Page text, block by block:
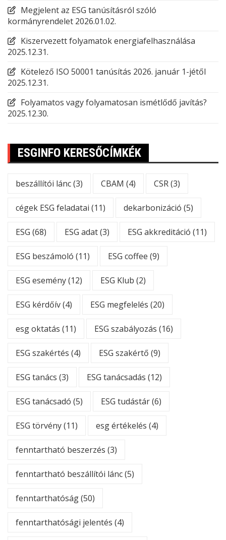
Megjelent az ESG tanúsításról szóló
kormányrendelet 2026.01.02.
Kiszervezett folyamatok energiafelhasználása
2025.12.31.
Kötelező ISO 50001 tanúsítás 2026. január 1-jétől
2025.12.31.
Folyamatos vagy folyamatosan ismétlődő javítás?
2025.12.30.
ESGINFO KERESŐCÍMKÉK
beszállítói lánc(3) CBAM (4) CSR(3)
cégek ESG feladatai (11) dekarbonizáció (5)
ESG (68) ESG adat(3) ESG akkreditáció (11)
ESG beszámoló (11) ESG coffee (9)
ESG esemény(12) ESG Klub (2)
ESG kérdőív(4) ESG megfelelés (20)
esg oktatás (11) ESG szabályozás (16)
ESG szakértés (4) ESG szakértő (9)
ESG tanács (3) ESG tanácsadás (12)
ESG tanácsadó (5) ESG tudástár(6)
ESG törvény(11) esg értékelés (4)
fenntartható beszerzés (3)
fenntartható beszállítói lánc(5)
fenntarthatóság(50)
fenntarthatósági jelentés (4)